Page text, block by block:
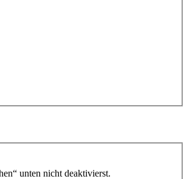
unten nicht deaktivierst.